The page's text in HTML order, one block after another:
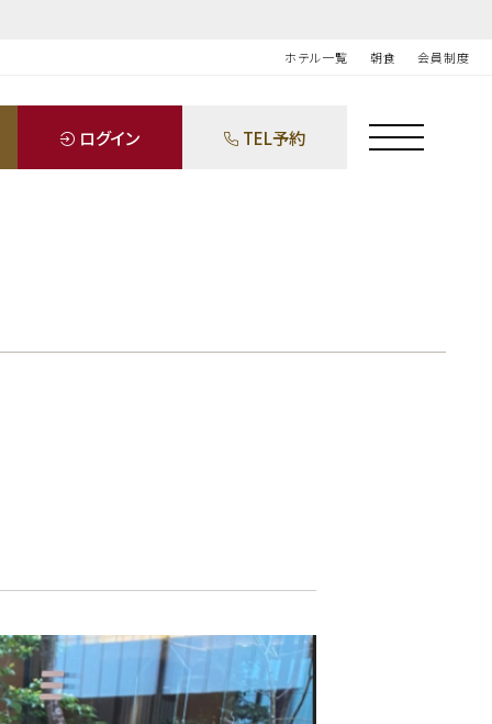
ホテル一覧 朝食 会員制度
ログイン TEL予約